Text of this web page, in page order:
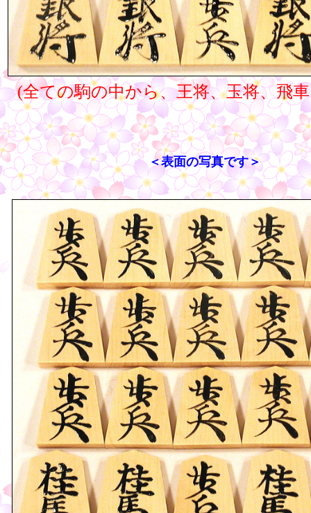
(全ての駒の中から、王将、玉将、飛
＜表面の写真です＞
○